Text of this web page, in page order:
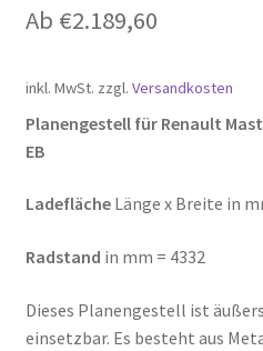
Ab €2.189,60
inkl. MwSt. zzgl. Versandkosten
Planengestell für Renault
EB
LadeflächeLänge x Breite in
Radstand in mm = 4332
Dieses Planengestell ist
einsetzbar. Es besteht aus